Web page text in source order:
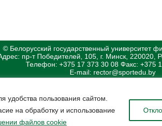
удобства пользования сайтом.
на обработку и использование
файлов cookie
© Белорусский государственный университет
пр-т Победителей, 105, г. Минск, 220020,
Телефон: +375 17 373 30 08 Факс: +375
E-mail: rector@sportedu.by